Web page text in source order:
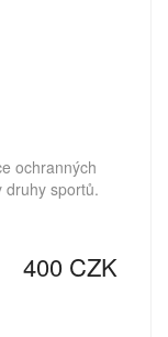
ochranných
druhy sportů.
400 CZK